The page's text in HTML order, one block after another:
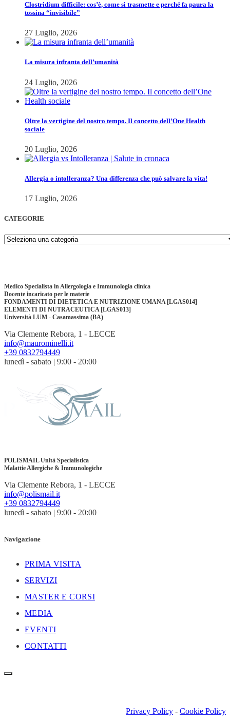
Clostridium difficile: cos’è, come si trasmette e perché fa paura la
tossina “invisibile”
27 Luglio, 2026
La misura infranta dell’umanità
24 Luglio, 2026
Oltre la vertigine del nostro tempo. Il concetto dell’One Health
sociale
20 Luglio, 2026
Allergia o intolleranza? Una differenza che può salvare la vita!
17 Luglio, 2026
CATEGORIE
Medico Specialista in Allergologia e Immunologia clinica
Docente incaricato per le materie
FONDAMENTI DI DIETETICA E NUTRIZIONE UMANA [LGAS014]
ELEMENTI DI NUTRACEUTICA [LGAS013]
Università LUM - Casamassima (BA)
Via Clemente Rebora, 1 - LECCE
info@maurominelli.it
+39 0832794449
lunedì - sabato | 9:00 - 20:00
POLISMAIL Unità Specialistica
Malattie Allergiche & Immunologiche
Via Clemente Rebora, 1 - LECCE
info@polismail.it
+39 0832794449
lunedì - sabato | 9:00 - 20:00
Navigazione
PRIMA VISITA
SERVIZI
MASTER E CORSI
MEDIA
EVENTI
CONTATTI
Privacy Policy - Cookie Policy